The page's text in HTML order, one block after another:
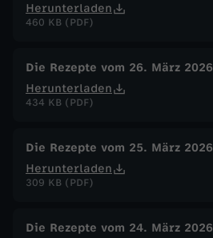
Herunterladen
460 KB (PDF)
Die Rezepte vom 26. März 2026
Herunterladen
434 KB (PDF)
Die Rezepte vom 25. März 2026
Herunterladen
309 KB (PDF)
Die Rezepte vom 24. März 2026